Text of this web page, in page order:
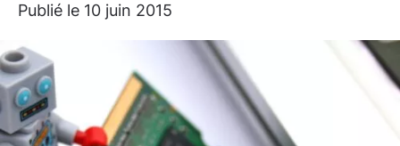
Publié le 10 juin 2015